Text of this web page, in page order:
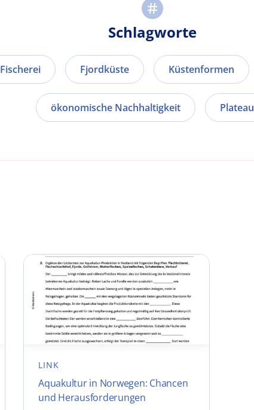
Schlagworte
Fischerei Fjordküste Küstenformen
ökonomische Nachhaltigkeit Plateau
LINK
Aquakultur in Norwegen: Chancen
und Herausforderungen